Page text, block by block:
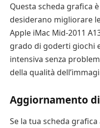
Questa scheda grafica
desiderano migliorare
Apple iMac Mid-2011
grado di goderti giochi
intensiva senza
della qualità
Aggiornamento
Se la tua scheda